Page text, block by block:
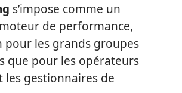
s’impose comme un
de performance,
pour les grands groupes
que pour les opérateurs
les gestionnaires de